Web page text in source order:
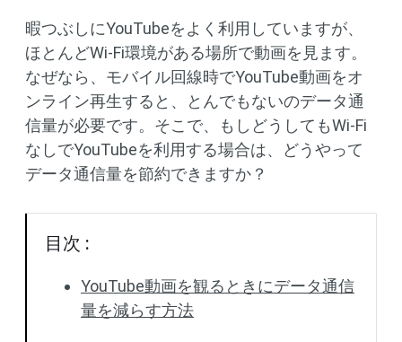
暇つぶしにYouTubeをよく利用していますが、
ほとんどWi-Fi環境がある場所で動画を見ます。
なぜなら、モバイル回線時でYouTube動画をオ
ンライン再生すると、とんでもないのデータ通
信量が必要です。そこで、もしどうしてもWi-Fi
なしでYouTubeを利用する場合は、どうやって
データ通信量を節約できますか？
目次 :
YouTube動画を観るときにデータ通信
量を減らす方法